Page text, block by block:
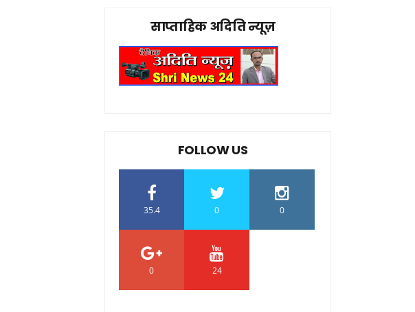
साप्ताहिक अदिति न्यूज़
FOLLOW US
35.4 0 0
0 24